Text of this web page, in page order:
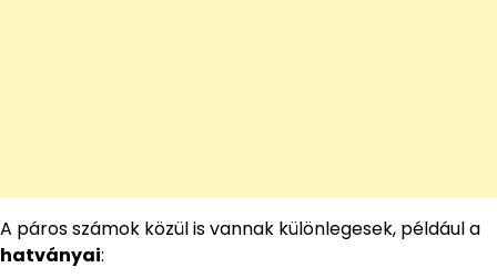
A páros számok közül is vannak különlegesek, például a
hatványai: